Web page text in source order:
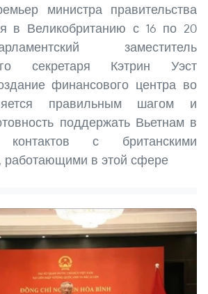
министра правительства
в Великобританию с 16 по 20
заместитель
секретаря Кэтрин Уэст
финансового центра во
правильным шагом и
поддержать Вьетнам в
контактов с британскими
работающими в этой сфере